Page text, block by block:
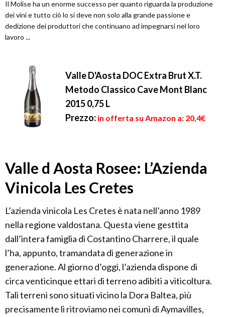
Il Molise ha un enorme successo per quanto riguarda la produzione
dei vini e tutto ciò lo si deve non solo alla grande passione e
dedizione dei produttori che continuano ad impegnarsi nel loro
lavoro ...
Valle D'Aosta DOC Extra Brut X.T.
Metodo Classico Cave Mont Blanc
2015 0,75 L
Prezzo: in offerta su Amazon a: 20,4€
Valle d Aosta Rosee: L’Azienda
Vinicola Les Cretes
L’azienda vinicola Les Cretes è nata nell’anno 1989
nella regione valdostana. Questa viene gesttita
dall’intera famiglia di Costantino Charrere, il quale
l’ha, appunto, tramandata di generazione in
generazione. Al giorno d’oggi, l’azienda dispone di
circa venticinque ettari di terreno adibiti a viticoltura.
Tali terreni sono situati vicino la Dora Baltea, più
precisamente li ritroviamo nei comuni di Aymavilles,